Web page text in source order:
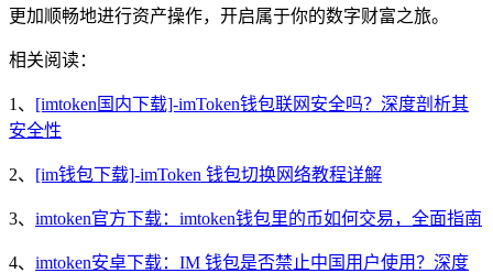
更加顺畅地进行资产操作，开启属于你的数字财富之旅。
相关阅读：
1、 [imtoken国内下载]-imToken钱包联网安全吗？深度剖析其
安全性
2、 [im钱包下载]-imToken 钱包切换网络教程详解
3、 imtoken官方下载：imtoken钱包里的币如何交易，全面指南
4、 imtoken安卓下载：IM 钱包是否禁止中国用户使用？深度